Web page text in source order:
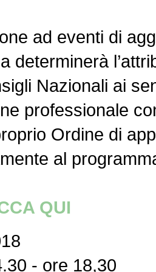
ad eventi di
determinerà
Nazionali ai
professionale
Ordine di
al
QUI
- ore 18,30